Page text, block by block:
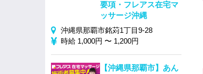
要項・フレアス在宅マ
ッサージ沖縄
沖縄県那覇市銘苅1丁目9-28
時給 1,000円 〜 1,200円
【沖縄県那覇市】あん